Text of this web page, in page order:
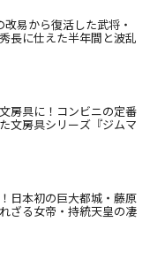
改易から復活した武将・
長に仕えた半年間と波乱
房具に！コンビニの定番
文房具シリーズ『ジムマ
日本初の巨大都城・藤原
ざる女帝・持統天皇の凄